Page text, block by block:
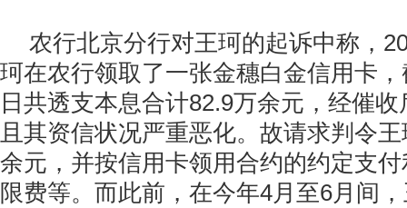
农行北京分行对王珂的起诉中称，
珂在农行领取了一张金穗白金信用卡
日共透支本息合计82.9万余元，经催
且其资信状况严重恶化。故请求判令
余元，并按信用卡领用合约的约定支
限费等。而此前，在今年4月至6月间